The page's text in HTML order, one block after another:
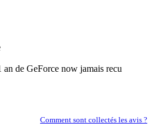
de GeForce now jamais recu
Comment sont collectés les avis ?